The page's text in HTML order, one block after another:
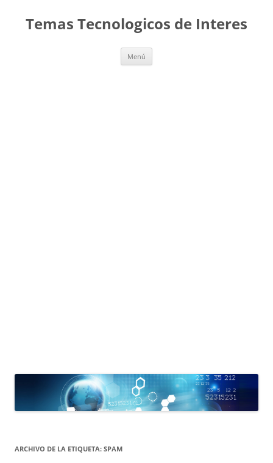
contenido
Temas Tecnologicos de Interes
Menú
ARCHIVO DE LA ETIQUETA: SPAM